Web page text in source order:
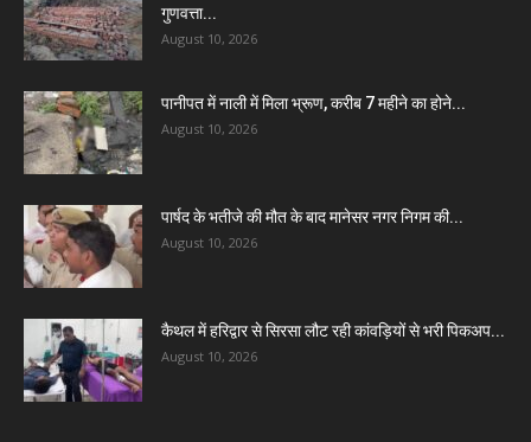
गुणवत्ता...
August 10, 2026
पानीपत में नाली में मिला भ्रूण, करीब 7 महीने का होने...
August 10, 2026
पार्षद के भतीजे की मौत के बाद मानेसर नगर निगम की...
August 10, 2026
कैथल में हरिद्वार से सिरसा लौट रही कांवड़ियों से भरी पिकअप...
August 10, 2026